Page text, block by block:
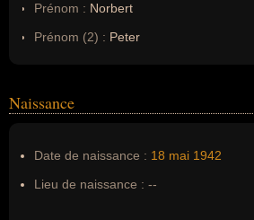
Prénom : Norbert
Prénom (2) : Peter
Naissance
Date de naissance : 18 mai 1942
Lieu de naissance : --